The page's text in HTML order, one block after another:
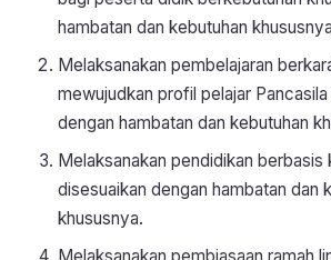
hambatan dan kebutuhan
Melaksanakan pembelajaran
mewujudkan profil pelajar
dengan hambatan dan kebutuhan
Melaksanakan pendidikan berbasis
disesuaikan dengan hambatan dan
khususnya.